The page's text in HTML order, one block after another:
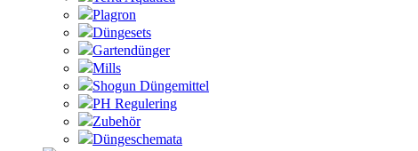
Plagron
Düngesets
Gartendünger
Mills
Shogun Düngemittel
PH Regulering
Zubehör
Düngeschemata